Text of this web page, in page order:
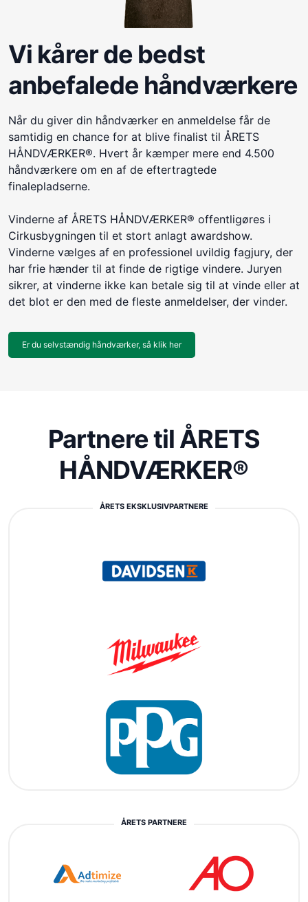
Vi kårer de bedst
anbefalede håndværkere
Når du giver din håndværker en anmeldelse får de
samtidig en chance for at blive finalist til ÅRETS
HÅNDVÆRKER®. Hvert år kæmper mere end 4.500
håndværkere om en af de eftertragtede
finalepladserne.
Vinderne af ÅRETS HÅNDVÆRKER® offentligøres i
Cirkusbygningen til et stort anlagt awardshow.
Vinderne vælges af en professionel uvildig fagjury, der
har frie hænder til at finde de rigtige vindere. Juryen
sikrer, at vinderne ikke kan betale sig til at vinde eller at
det blot er den med de fleste anmeldelser, der vinder.
Er du selvstændig håndværker, så klik her
Partnere til ÅRETS
HÅNDVÆRKER®
ÅRETS EKSKLUSIVPARTNERE
ÅRETS PARTNERE